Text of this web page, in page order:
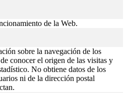
de la Web.
sobre la navegación de los
conocer el origen de las visitas y
No obtiene datos de los
ni de la dirección postal